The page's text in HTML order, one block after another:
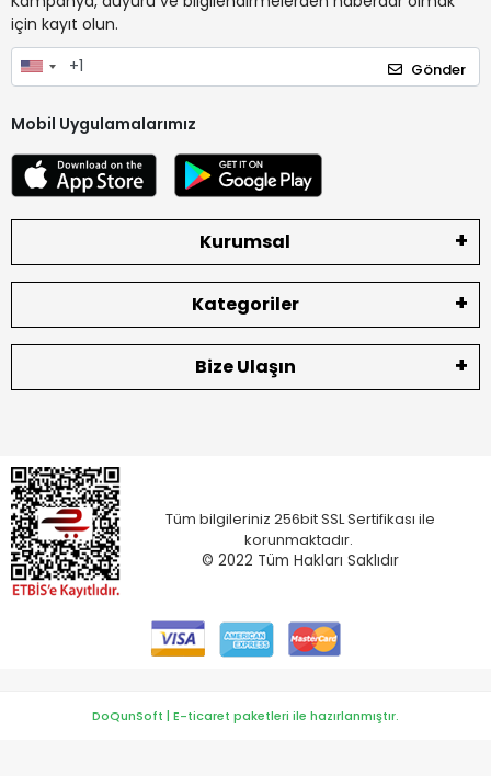
için kayıt olun.
Gönder
Mobil Uygulamalarımız
Kurumsal
Kategoriler
Bize Ulaşın
Tüm bilgileriniz 256bit SSL Sertifikası ile
korunmaktadır.
© 2022 Tüm Hakları Saklıdır
DoQunSoft | E-ticaret paketleri ile hazırlanmıştır.